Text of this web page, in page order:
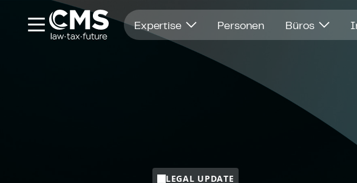
Expertise Personen Büros
LEGAL UPDATE
Öffnet in einem neuen Fenster